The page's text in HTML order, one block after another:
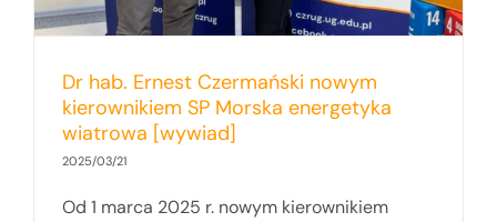
Dr hab. Ernest Czermański nowym
kierownikiem SP Morska energetyka
wiatrowa [wywiad]
2025/03/21
Od 1 marca 2025 r. nowym kierownikiem